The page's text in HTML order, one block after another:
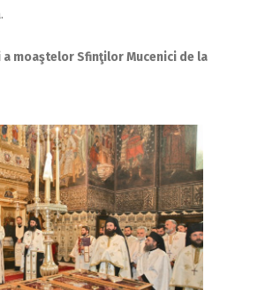
a moaştelor Sfinţilor Mucenici de la